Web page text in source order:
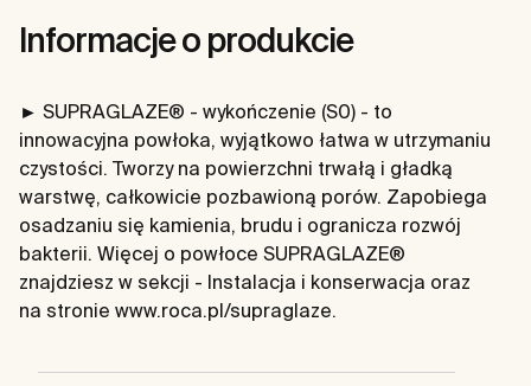
Informacje o produkcie
► SUPRAGLAZE® - wykończenie (S0) - to
innowacyjna powłoka, wyjątkowo łatwa w utrzymaniu
czystości. Tworzy na powierzchni trwałą i gładką
warstwę, całkowicie pozbawioną porów. Zapobiega
osadzaniu się kamienia, brudu i ogranicza rozwój
bakterii. Więcej o powłoce SUPRAGLAZE®
znajdziesz w sekcji - Instalacja i konserwacja oraz
na stronie www.roca.pl/supraglaze.